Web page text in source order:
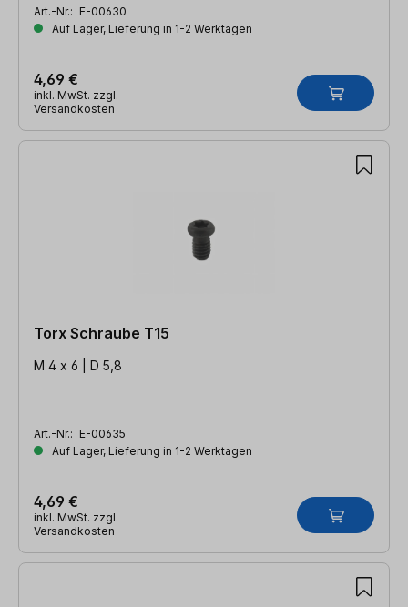
Art.-Nr.: E-00630
Auf Lager, Lieferung in 1-2 Werktagen
4,69 €
inkl. MwSt. zzgl.
Versandkosten
Torx Schraube T15
M 4 x 6 | D 5,8
Art.-Nr.: E-00635
Auf Lager, Lieferung in 1-2 Werktagen
4,69 €
inkl. MwSt. zzgl.
Versandkosten